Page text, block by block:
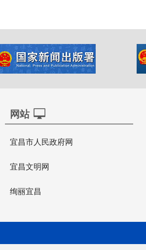
网站
宜昌市人民政府网
宜昌文明网
绚丽宜昌